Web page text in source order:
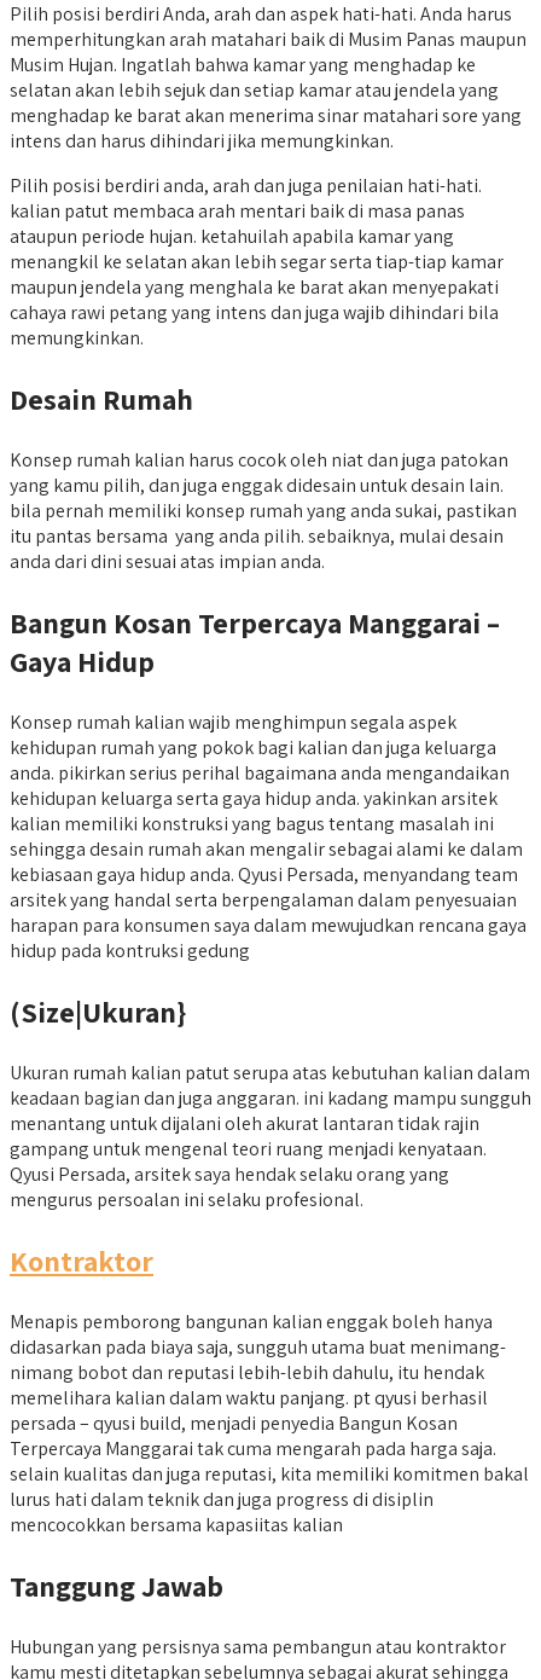
Pilih posisi berdiri Anda, arah dan aspek hati-hati. Anda harus
memperhitungkan arah matahari baik di Musim Panas maupun
Musim Hujan. Ingatlah bahwa kamar yang menghadap ke
selatan akan lebih sejuk dan setiap kamar atau jendela yang
menghadap ke barat akan menerima sinar matahari sore yang
intens dan harus dihindari jika memungkinkan.
Pilih posisi berdiri anda, arah dan juga penilaian hati-hati.
kalian patut membaca arah mentari baik di masa panas
ataupun periode hujan. ketahuilah apabila kamar yang
menangkil ke selatan akan lebih segar serta tiap-tiap kamar
maupun jendela yang menghala ke barat akan menyepakati
cahaya rawi petang yang intens dan juga wajib dihindari bila
memungkinkan.
Desain Rumah
Konsep rumah kalian harus cocok oleh niat dan juga patokan
yang kamu pilih, dan juga enggak didesain untuk desain lain.
bila pernah memiliki konsep rumah yang anda sukai, pastikan
itu pantas bersama yang anda pilih. sebaiknya, mulai desain
anda dari dini sesuai atas impian anda.
Bangun Kosan Terpercaya Manggarai –
Gaya Hidup
Konsep rumah kalian wajib menghimpun segala aspek
kehidupan rumah yang pokok bagi kalian dan juga keluarga
anda. pikirkan serius perihal bagaimana anda mengandaikan
kehidupan keluarga serta gaya hidup anda. yakinkan arsitek
kalian memiliki konstruksi yang bagus tentang masalah ini
sehingga desain rumah akan mengalir sebagai alami ke dalam
kebiasaan gaya hidup anda. Qyusi Persada, menyandang team
arsitek yang handal serta berpengalaman dalam penyesuaian
harapan para konsumen saya dalam mewujudkan rencana gaya
hidup pada kontruksi gedung
(Size|Ukuran}
Ukuran rumah kalian patut serupa atas kebutuhan kalian dalam
keadaan bagian dan juga anggaran. ini kadang mampu sungguh
menantang untuk dijalani oleh akurat lantaran tidak rajin
gampang untuk mengenal teori ruang menjadi kenyataan.
Qyusi Persada, arsitek saya hendak selaku orang yang
mengurus persoalan ini selaku profesional.
Kontraktor
Menapis pemborong bangunan kalian enggak boleh hanya
didasarkan pada biaya saja, sungguh utama buat menimang-
nimang bobot dan reputasi lebih-lebih dahulu, itu hendak
memelihara kalian dalam waktu panjang. pt qyusi berhasil
persada – qyusi build, menjadi penyedia Bangun Kosan
Terpercaya Manggarai tak cuma mengarah pada harga saja.
selain kualitas dan juga reputasi, kita memiliki komitmen bakal
lurus hati dalam teknik dan juga progress di disiplin
mencocokkan bersama kapasiitas kalian
Tanggung Jawab
Hubungan yang persisnya sama pembangun atau kontraktor
kamu mesti ditetapkan sebelumnya sebagai akurat sehingga